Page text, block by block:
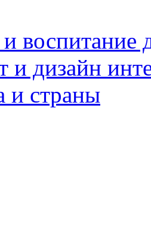
воспитание
и дизайн
и страны